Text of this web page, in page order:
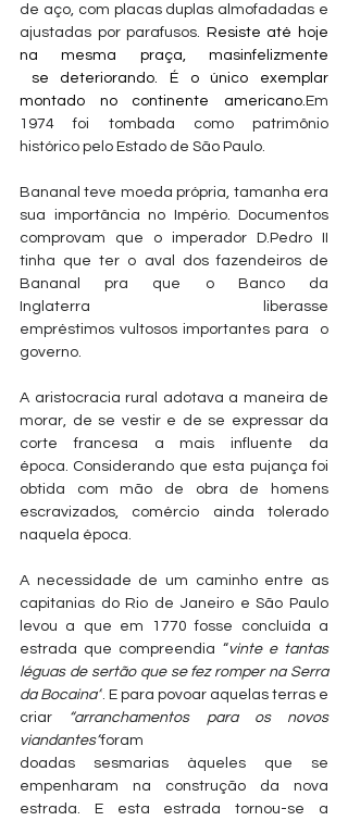
de aço, com placas duplas almofadadas e
ajustadas por parafusos.
Resiste até hoje
na mesma praça, masinfelizmente
se deteriorando. É o único exemplar
montado no continente americano. Em
1974 foi tombada como patrimônio
histórico pelo Estado de São Paulo.
Bananal teve moeda própria, tamanha era
sua importância no Império. Documentos
comprovam que o imperador D.Pedro II
tinha que ter o aval dos fazendeiros de
Bananal pra que o Banco da
Inglaterra liberasse
empréstimos vultosos importantes para  o
governo.
A aristocracia rural adotava a maneira de
morar, de se vestir e de se expressar da
corte francesa a mais influente da
época. Considerando que esta pujança foi
obtida com mão de obra de homens
escravizados, comércio ainda tolerado
naquela época.
A necessidade de um caminho entre as
capitanias do Rio de Janeiro e São Paulo
levou a que em 1770 fosse concluída a
estrada que compreendia “vinte e tantas
léguas de sertão que se fez romper na Serra
da Bocaina” . E para povoar aquelas terras e
criar
“arranchamentos para os novos
viandantes”foram
doadas sesmarias àqueles que se
empenharam na construção da nova
estrada. E esta estrada tornou-se a